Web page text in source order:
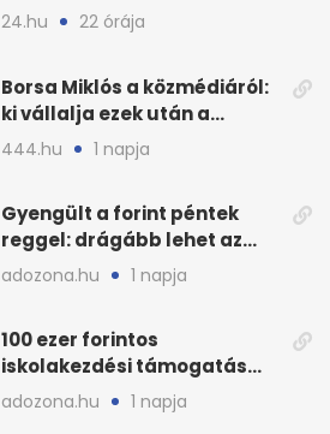
áram Magyarországon
24.hu 22 órája
Borsa Miklós a közmédiáról:
ki vállalja ezek után a
munkát?
444.hu 1 napja
Gyengült a forint péntek
reggel: drágább lehet az
euró és a dollár
adozona.hu 1 napja
100 ezer forintos
iskolakezdési támogatás
2026 őszén: adózás,
munkáltatói plusz
adozona.hu 1 napja